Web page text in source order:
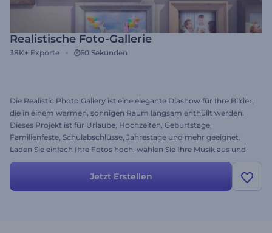
Realistische Foto-Gallerie
38K+ Exporte 60 Sekunden
Die Realistic Photo Gallery ist eine elegante Diashow für Ihre Bilder,
die in einem warmen, sonnigen Raum langsam enthüllt werden.
Dieses Projekt ist für Urlaube, Hochzeiten, Geburtstage,
Familienfeste, Schulabschlüsse, Jahrestage und mehr geeignet.
Laden Sie einfach Ihre Fotos hoch, wählen Sie Ihre Musik aus und
erstellen Sie Ihre Diashow noch heute kostenlos.
Jetzt Erstellen